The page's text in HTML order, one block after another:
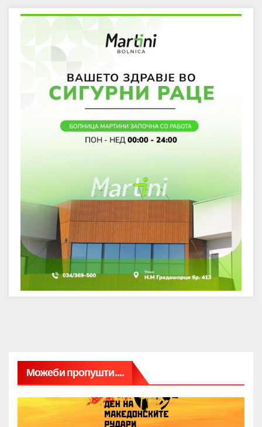
Можеби пропушти....